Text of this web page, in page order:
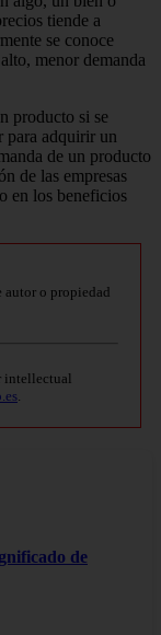
tiende a
se conoce
menor demanda
producto si se
para adquirir un
de un producto
de las empresas
en los beneficios
autor o propiedad
intellectual
de